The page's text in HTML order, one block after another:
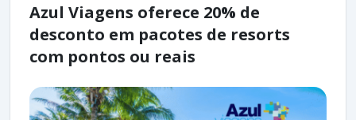
Azul Viagens oferece 20% de
desconto em pacotes de resorts
com pontos ou reais